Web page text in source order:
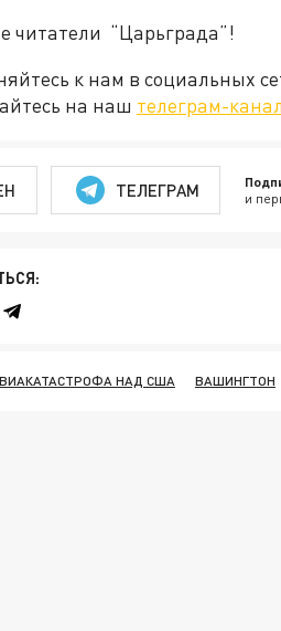
читатели “Царьграда”!
к нам в социальных
на наш телеграм-канал
ТЕЛЕГРАМ и
НАД США ВАШИНГТОН